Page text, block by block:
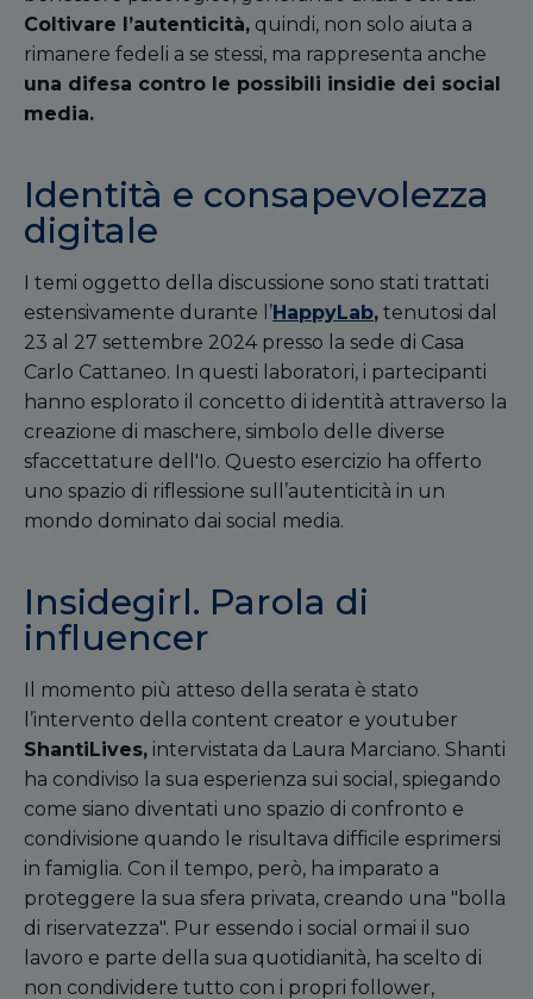
Coltivare l’autenticità, quindi, non solo aiuta a
rimanere fedeli a se stessi, ma rappresenta anche
una difesa contro le possibili insidie dei social
media.
Identità e consapevolezza
digitale
I temi oggetto della discussione sono stati trattati
estensivamente durante l’HappyLab, tenutosi dal
23 al 27 settembre 2024 presso la sede di Casa
Carlo Cattaneo. In questi laboratori, i partecipanti
hanno esplorato il concetto di identità attraverso la
creazione di maschere, simbolo delle diverse
sfaccettature dell'Io. Questo esercizio ha offerto
uno spazio di riflessione sull’autenticità in un
mondo dominato dai social media.
Insidegirl. Parola di
influencer
Il momento più atteso della serata è stato
l’intervento della content creator e youtuber
ShantiLives, intervistata da Laura Marciano. Shanti
ha condiviso la sua esperienza sui social, spiegando
come siano diventati uno spazio di confronto e
condivisione quando le risultava difficile esprimersi
in famiglia. Con il tempo, però, ha imparato a
proteggere la sua sfera privata, creando una "bolla
di riservatezza". Pur essendo i social ormai il suo
lavoro e parte della sua quotidianità, ha scelto di
non condividere tutto con i propri follower,